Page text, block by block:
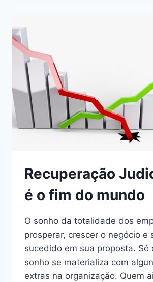
Recuperação
é o fim do mundo
O sonho da totalidade dos
prosperar, crescer o negócio e
sucedido em sua proposta. Só
sonho se materializa com
extras na organização. Quem